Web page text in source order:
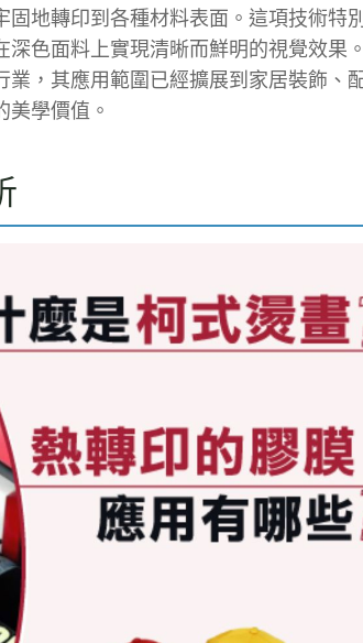
地轉印到各種材料表面。這項技術特
色面料上實現清晰而鮮明的視覺效果
，其應用範圍已經擴展到家居裝飾、
美學價值。